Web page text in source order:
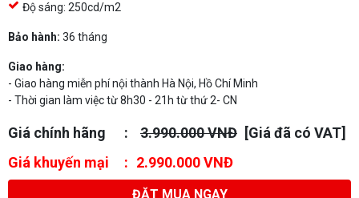
Độ sáng: 250cd/m2
Bảo hành: 36 tháng
Giao hàng:
- Giao hàng miễn phí nội thành Hà Nội, Hồ Chí Minh
- Thời gian làm việc từ 8h30 - 21h từ thứ 2- CN
Giá chính hãng 3.990.000 VNĐ [Giá đã có VAT]
Giá khuyến mại
2.990.000 VNĐ
ĐẶT MUA NGAY